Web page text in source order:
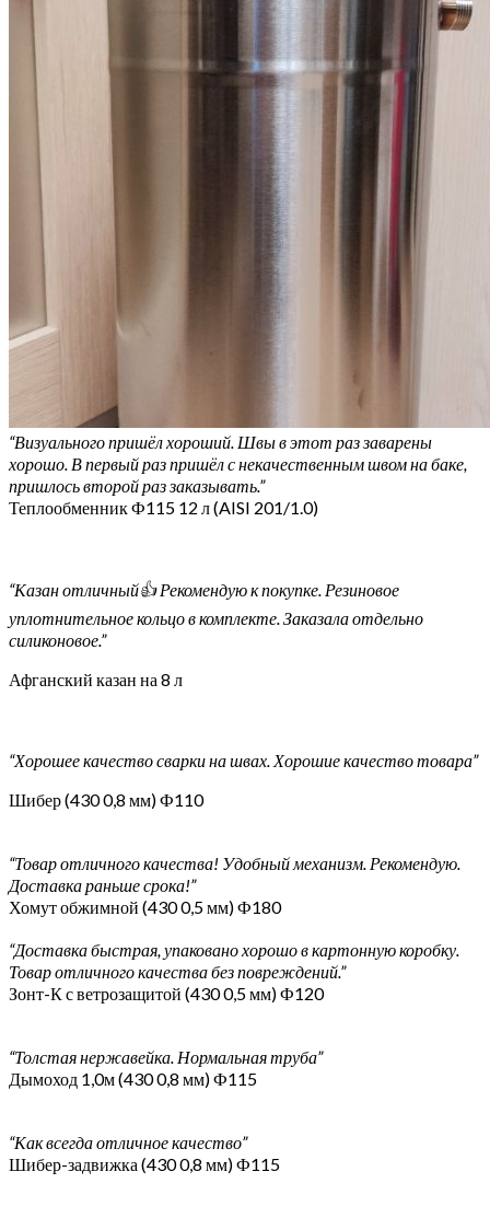
“Визуального пришёл хороший. Швы в этот раз заварены
хорошо. В первый раз пришёл с некачественным швом на баке,
пришлось второй раз заказывать.”
Теплообменник Ф115 12 л (AISI 201/1.0)
“Казан отличный👍 Рекомендую к покупке. Резиновое
уплотнительное кольцо в комплекте. Заказала отдельно
силиконовое.”
Афганский казан на 8 л
“Хорошее качество сварки на швах. Хорошие качество товара”
Шибер (430 0,8 мм) Ф110
“Товар отличного качества! Удобный механизм. Рекомендую.
Доставка раньше срока!”
Хомут обжимной (430 0,5 мм) Ф180
“Доставка быстрая, упаковано хорошо в картонную коробку.
Товар отличного качества без повреждений.”
Зонт-К с ветрозащитой (430 0,5 мм) Ф120
“Толстая нержавейка. Нормальная труба”
Дымоход 1,0м (430 0,8 мм) Ф115
“Как всегда отличное качество”
Шибер-задвижка (430 0,8 мм) Ф115